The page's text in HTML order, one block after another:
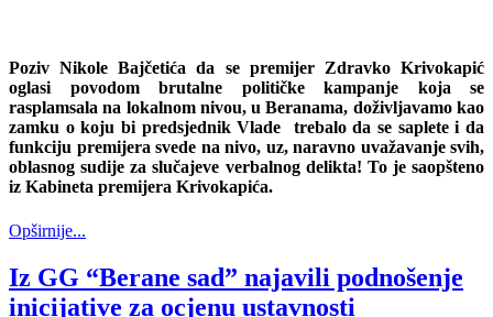
PozivNikole Bajčetića da se premijer Zdravko Krivokapić
oglasi povodom brutalne političke kampanje koja se
rasplamsala na lokalnom nivou, uBeranama, doživljavamo kao
zamku o koju bi predsjednik Vlade trebalo da se saplete i da
funkciju premijera svede na nivo, uz, naravno uvažavanje svih,
oblasnog sudije za slučajeve verbalnog delikta! To je saopšteno
iz Kabineta premijera Krivokapića.
Opširnije...
Iz GG “Berane sad” najavili podnošenje
inicijative za ocjenu ustavnosti